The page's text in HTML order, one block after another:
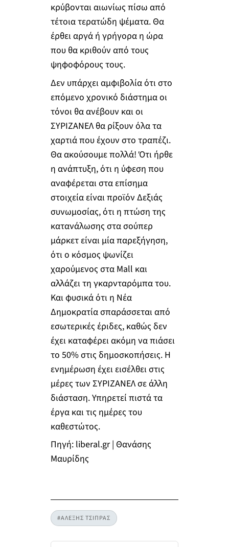
κρύβονται αιωνίως πίσω από
τέτοια τερατώδη ψέματα. Θα
έρθει αργά ή γρήγορα η ώρα
που θα κριθούν από τους
ψηφοφόρους τους.
Δεν υπάρχει αμφιβολία ότι στο
επόμενο χρονικό διάστημα οι
τόνοι θα ανέβουν και οι
ΣΥΡΙΖΑΝΕΛ θα ρίξουν όλα τα
χαρτιά που έχουν στο τραπέζι.
Θα ακούσουμε πολλά! Ότι ήρθε
η ανάπτυξη, ότι η ύφεση που
αναφέρεται στα επίσημα
στοιχεία είναι προϊόν Δεξιάς
συνωμοσίας, ότι η πτώση της
κατανάλωσης στα σούπερ
μάρκετ είναι μία παρεξήγηση,
ότι ο κόσμος ψωνίζει
χαρούμενος στα Mall και
αλλάζει τη γκαρνταρόμπα του.
Και φυσικά ότι η Νέα
Δημοκρατία σπαράσσεται από
εσωτερικές έριδες, καθώς δεν
έχει καταφέρει ακόμη να πιάσει
το 50% στις δημοσκοπήσεις. Η
ενημέρωση έχει εισέλθει στις
μέρες των ΣΥΡΙΖΑΝΕΛ σε άλλη
διάσταση. Υπηρετεί πιστά τα
έργα και τις ημέρες του
καθεστώτος.
Πηγή: liberal.gr | Θανάσης
Μαυρίδης
#ΑΛΕΞΗΣ ΤΣΙΠΡΑΣ